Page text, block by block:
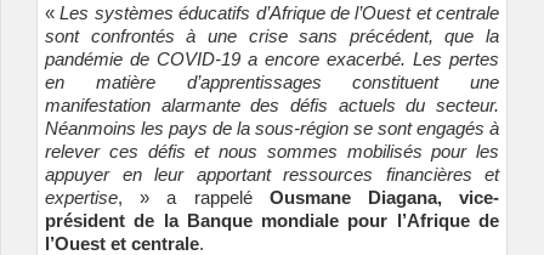
«Les systèmes éducatifs d’Afrique de l’Ouest et centrale
sont confrontés à une crise sans précédent, que la
pandémie de COVID-19 a encore exacerbé. Les pertes
en matière d’apprentissages constituent une
manifestation alarmante des défis actuels du secteur.
Néanmoins les pays de la sous-région se sont engagés à
relever ces défis et nous sommes mobilisés pour les
appuyer en leur apportant ressources financières et
expertise, » a rappelé Ousmane Diagana, vice-
président de la Banque mondiale pour l’Afrique de
l’Ouest et centrale.